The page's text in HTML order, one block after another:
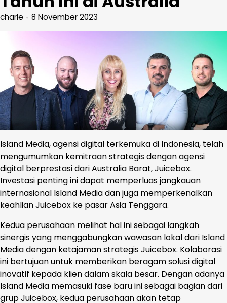
charle 8 November 2023
Island Media, agensi digital terkemuka di Indonesia, telah
mengumumkan kemitraan strategis dengan agensi
digital berprestasi dari Australia Barat, Juicebox.
Investasi penting ini dapat memperluas jangkauan
internasional Island Media dan juga memperkenalkan
keahlian Juicebox ke pasar Asia Tenggara.
Kedua perusahaan melihat hal ini sebagai langkah
sinergis yang menggabungkan wawasan lokal dari Island
Media dengan ketajaman strategis Juicebox. Kolaborasi
ini bertujuan untuk memberikan beragam solusi digital
inovatif kepada klien dalam skala besar. Dengan adanya
Island Media memasuki fase baru ini sebagai bagian dari
grup Juicebox, kedua perusahaan akan tetap